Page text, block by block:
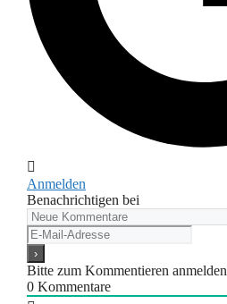
Anmelden
Benachrichtigen bei
Bitte zum Kommentieren anmelden
0 Kommentare